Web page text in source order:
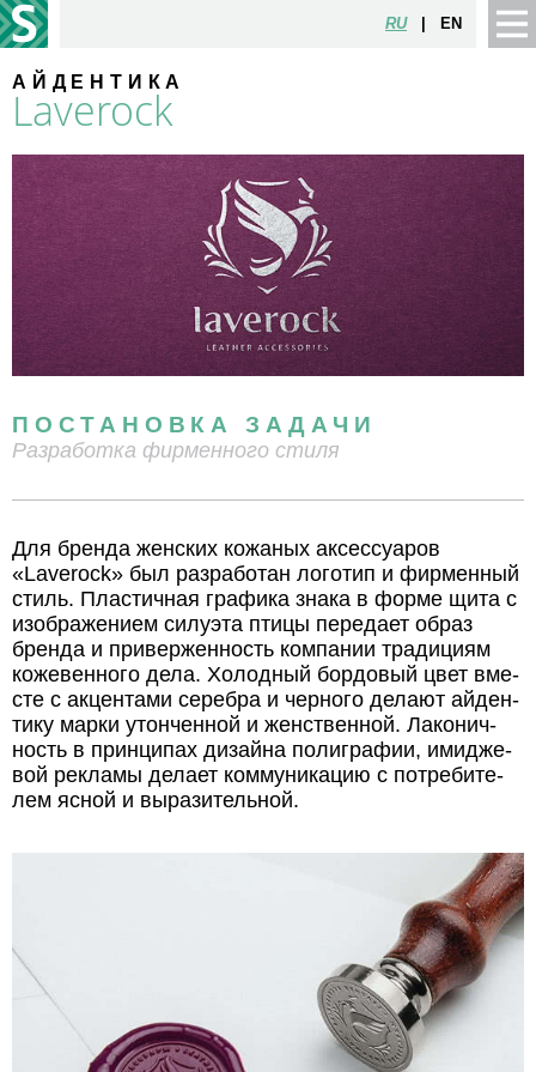
RU EN
АЙДЕНТИКА
Laverock
ПОСТАНОВКА ЗАДАЧИ
Разработка фирменного стиля
Для брен­да жен­ских ко­жа­ных ак­сес­су­а­ров
«Laverock» был раз­ра­бо­тан ло­го­тип и фир­мен­ный
стиль. Пла­стич­ная гра­фи­ка зна­ка в фор­ме щи­та с
изоб­ра­же­ни­ем си­лу­эта пти­цы пе­ре­да­ет об­раз
брен­да и при­вер­жен­ность ком­па­нии тра­ди­ци­ям
ко­же­вен­но­го де­ла. Хо­лод­ный бор­до­вый цвет вме­
сте с ак­цен­та­ми се­реб­ра и чер­но­го де­ла­ют ай­ден­
ти­ку мар­ки утон­чен­ной и жен­ствен­ной. Ла­ко­нич­
ность в прин­ци­пах ди­зай­на по­ли­гра­фии, ими­д­же­
вой ре­кла­мы де­ла­ет ком­му­ни­ка­цию с по­тре­би­те­
лем яс­ной и вы­ра­зи­тель­ной.